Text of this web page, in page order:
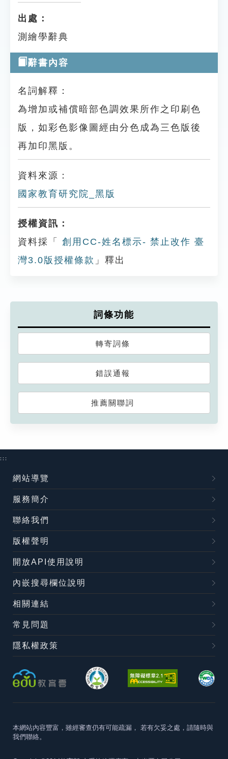
出處：
測繪學辭典
辭書內容
名詞解釋：
為增加或補償暗部色調效果所作之印刷色
版，如彩色影像圖經由分色成為三色版後
再加印黑版。
資料來源：
國家教育研究院_黑版
授權資訊：
資料採「
創用CC-姓名標示- 禁止改作 臺
灣3.0版授權條款 」釋出
詞條功能
轉寄詞條
錯誤通報
推薦關聯詞
:::
網站導覽
服務簡介
聯絡我們
版權聲明
開放API使用說明
內嵌搜尋欄位說明
相關連結
常見問題
隱私權政策
本網站內容豐富，雖經審查仍有可能疏漏， 若有欠妥之處，請隨時與
我們聯絡。